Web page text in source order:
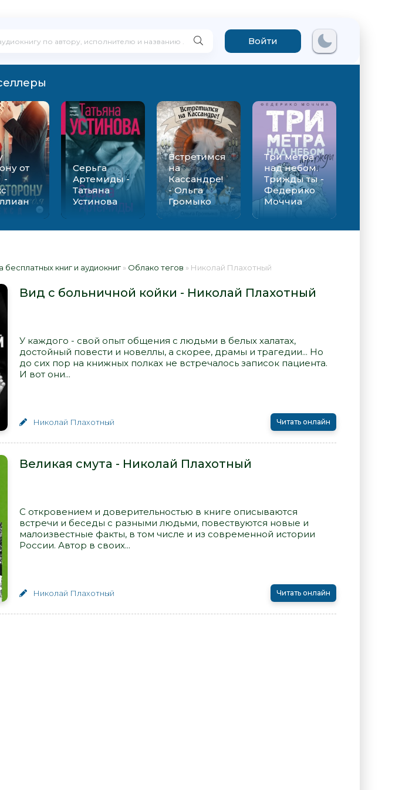
Войти
от
-
Серьга
Артемиды -
Татьяна
Устинова
Встретимся
на
Кассандре!
- Ольга
Громыко
Три метра
над небом.
Трижды ты -
Федерико
Моччиа
книг и аудиокниг » Облако тегов » Николай Плахотный
Вид с больничной койки - Николай Плахотный
У каждого - свой опыт общения с людьми в белых халатах,
достойный повести и новеллы, а скорее, драмы и трагедии... Но
до сих пор на книжных полках не встречалось записок пациента.
И вот они...
Николай Плахотный Читать онлайн
Великая смута - Николай Плахотный
С откровением и доверительностью в книге описываются
встречи и беседы с разными людьми, повествуются новые и
малоизвестные факты, в том числе и из современной истории
России. Автор в своих...
Николай Плахотный Читать онлайн